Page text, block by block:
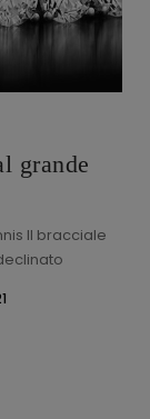
grande
Il bracciale